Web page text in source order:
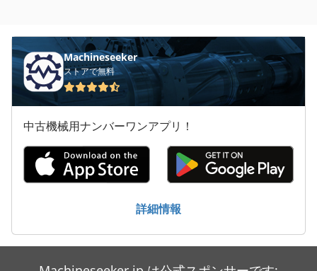
トラック トラクター
丸のこ
建設 用 クレーン
洗車
産業用掃除機
Machineseeker
ストアで無料
中古機械用ナンバーワンアプリ！
詳細情報